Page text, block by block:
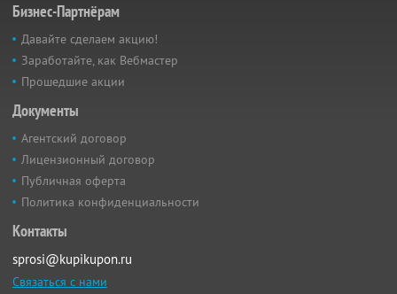
Бизнес-Партнёрам
Давайте сделаем акцию!
Заработайте, как Вебмастер
Прошедшие акции
Документы
Агентский договор
Лицензионный договор
Публичная оферта
Политика конфиденциальности
Контакты
sprosi@kupikupon.ru
Связаться с нами